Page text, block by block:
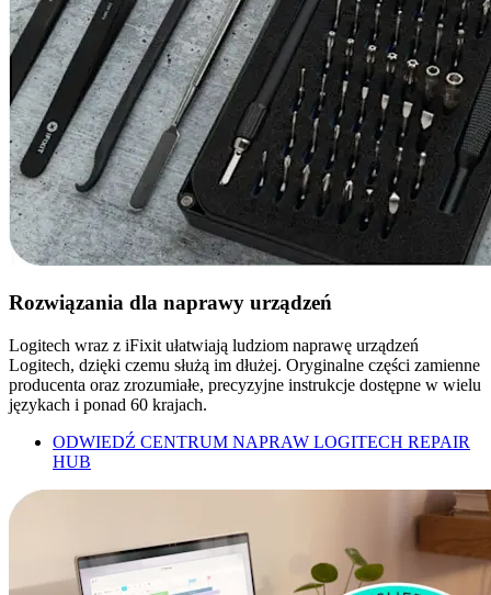
Rozwiązania dla naprawy urządzeń
Logitech wraz z iFixit ułatwiają ludziom naprawę urządzeń
Logitech, dzięki czemu służą im dłużej. Oryginalne części zamienne
producenta oraz zrozumiałe, precyzyjne instrukcje dostępne w wielu
językach i ponad 60 krajach.
ODWIEDŹ CENTRUM NAPRAW LOGITECH REPAIR
HUB